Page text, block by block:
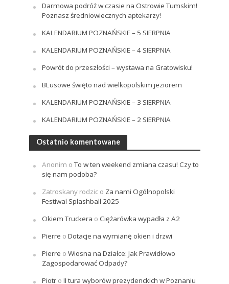
Darmowa podróż w czasie na Ostrowie Tumskim!
Poznasz średniowiecznych aptekarzy!
KALENDARIUM POZNAŃSKIE – 5 SIERPNIA
KALENDARIUM POZNAŃSKIE – 4 SIERPNIA
Powrót do przeszłości – wystawa na Gratowisku!
BLusowe święto nad wielkopolskim jeziorem
KALENDARIUM POZNAŃSKIE – 3 SIERPNIA
KALENDARIUM POZNAŃSKIE – 2 SIERPNIA
Ostatnio komentowane
Anonim oTo w ten weekend zmiana czasu! Czy to
się nam podoba?
Zatroskany rodzico Za nami Ogólnopolski
Festiwal Splashball 2025
Okiem Truckera o Ciężarówka wypadła z A2
Pierre o Dotacje na wymianę okien i drzwi
Pierre o Wiosna na Działce: Jak Prawidłowo
Zagospodarować Odpady?
Piotro II tura wyborów prezydenckich w Poznaniu